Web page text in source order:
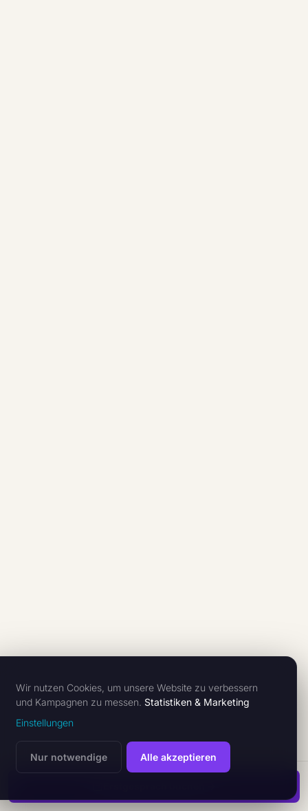
Wir nutzen Cookies, um unsere Website zu verbessern
und Kampagnen zu messen. Statistiken & Marketing
Einstellungen
Nur notwendige Alle akzeptieren